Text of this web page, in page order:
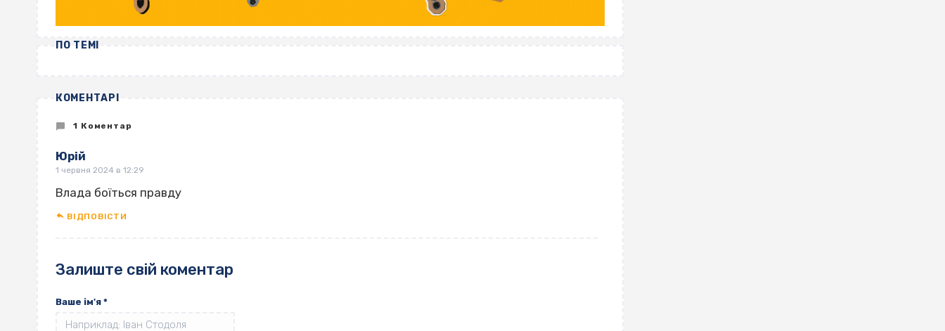
ПО ТЕМІ
КОМЕНТАРІ
1 Коментар
Юрій
1 червня 2024 в 12:29
Влада боїться правду
ВІДПОВІCТИ
Залиште свій коментар
Ваше ім'я *